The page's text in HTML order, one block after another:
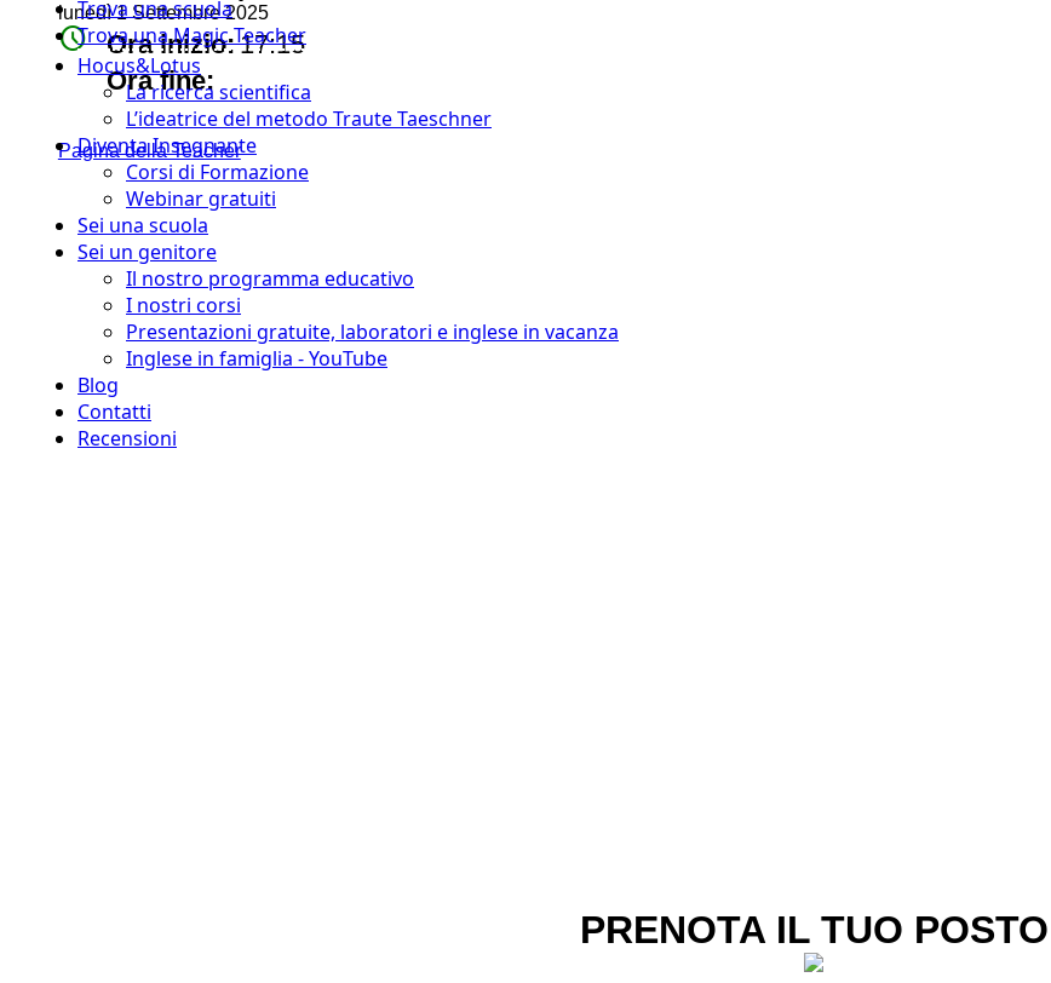
Trova una scuola
Trova una Magic Teacher
Hocus&Lotus
La ricerca scientifica
L’ideatrice del metodo Traute Taeschner
Diventa Insegnante
Corsi di Formazione
Webinar gratuiti
Sei una scuola
Sei un genitore
Il nostro programma educativo
I nostri corsi
Presentazioni gratuite, laboratori e inglese in vacanza
Inglese in famiglia - YouTube
Blog
Contatti
Recensioni
lunedì 1 Settembre 2025
watch_later Ora inizio:17:15
timer Ora fine:
Pagina della Teacher
PRENOTA IL TUO POSTO